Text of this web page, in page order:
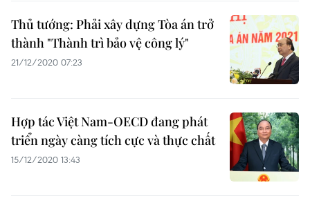
Thủ tướng: Phải xây dựng Tòa án trở
thành "Thành trì bảo vệ công lý"
21/12/2020 07:23
Hợp tác Việt Nam-OECD đang phát
triển ngày càng tích cực và thực chất
15/12/2020 13:43